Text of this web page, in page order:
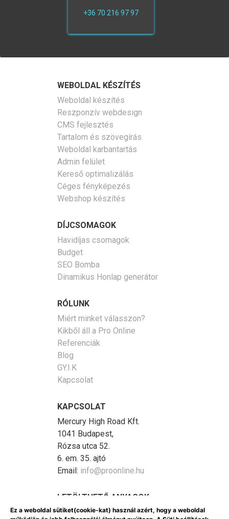
+36 70 216 97 97
WEBOLDAL KÉSZÍTÉS
Weboldal készítés
Reszponzív webdesign
CMS fejlesztés
Tartalom és szövegírás
Weboldal karbantartás
Admin felület
Kereső optimalizálás
Céges fényképezés
Webshop készítés
DÍJCSOMAGOK
Havidíjas csomagok
Budget
SEO Bomba
Dinamikus Honlap generátor
RÓLUNK
Miért minket válasszon?
Kikből áll a Pro Online
Referenciák
Blog
GY.I.K
Kapcsolat
KAPCSOLAT
Mercury High Road Kft.
1041 Budapest,
Rózsa utca 52.
6. em. 35. ajtó
Email: info@proonline.hu
LETÖLTHETŐ ANYAGOK
GDPR (PDF)
Ez a weboldal sütiket(cookie-kat) használ azért, hogy a weboldal